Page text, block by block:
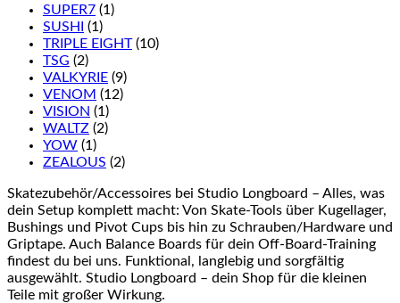
SUPER7 (1)
SUSHI
(1)
TRIPLE EIGHT (10)
TSG (2)
VALKYRIE (9)
VENOM (12)
VISION (1)
WALTZ (2)
YOW (1)
ZEALOUS (2)
Skatezubehör/Accessoires bei Studio Longboard – Alles, was
dein Setup komplett macht: Von Skate-Tools über Kugellager,
Bushings und Pivot Cups bis hin zu Schrauben/Hardware und
Griptape. Auch Balance Boards für dein Off-Board-Training
findest du bei uns. Funktional, langlebig und sorgfältig
ausgewählt. Studio Longboard – dein Shop für die kleinen
Teile mit großer Wirkung.